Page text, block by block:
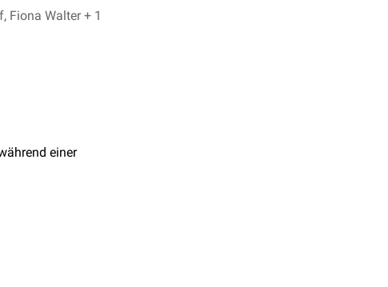
Dr. med. Norbert Ostendorf, Fiona Walter + 1
einer
sei einen großen